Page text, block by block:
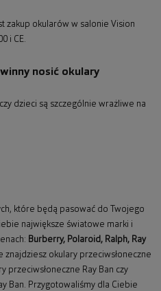
zakup okularów w salonie Vision
i CE.
nosić okulary
dzieci są szczególnie wrażliwe na
które będą pasować do Twojego
największe światowe marki i
Burberry, Polaroid , Ralph, Ray
znajdziesz okulary przeciwsłoneczne
przeciwsłoneczne Ray Ban czy
Ban. Przygotowaliśmy dla Ciebie